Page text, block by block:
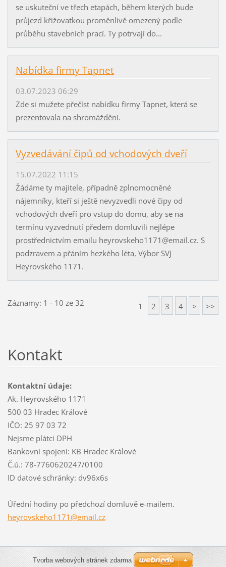
se uskuteční ve třech etapách, během kterých bude
průjezd křižovatkou proměnlivě omezený podle
průběhu stavebních prací. Ty potrvají do...
Nabídka firmy Tapnet
03.07.2023 06:29
Zde si mužete přečíst nabídku firmy Tapnet, která se
prezentovala na shromáždění.
Vyzvedávání čipů od vchodových dveří
15.07.2022 11:15
Žádáme ty majitele, případně zplnomocněné
nájemníky, kteří si ještě nevyzvedli nové čipy od
vchodových dveří pro vstup do domu, aby se na
termínu vyzvednutí předem domluvili nejlépe
prostřednictvím emailu heyrovskeho1171@email.cz. S
podzravem a přáním hezkého léta, Výbor SVJ
Heyrovského 1171.
Záznamy: 1 - 10 ze 32 1 2 3 4 > >>
Kontakt
Kontaktní údaje:
Ak. Heyrovského 1171
500 03 Hradec Králové
IČO: 25 97 03 72
Nejsme plátci DPH
Bankovní spojení: KB Hradec Králové
Č.ú.: 78-7760620247/0100
ID datové schránky: dv96x6s
Úřední hodiny po předchozí domluvě e-mailem.
heyrovskeho1171@email.cz
Tvorba webových stránek zdarma